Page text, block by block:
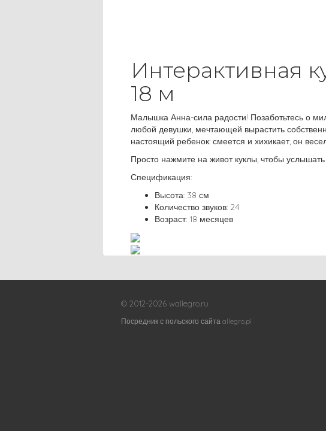
Интерактивная
18 м
Малышка Анна-сила радости! Позаботьтесь о
любой девушки, мечтающей вырастить
настоящий ребенок: смеется и хихикает, он
Просто нажмите на живот куклы, чтобы
Спецификация:
Высота: 38 см
Количество звуков: 24
Возраст: 18 месяцев
© 2012-2026 wallegro.ru
Посредник с польского сайта allegro.pl